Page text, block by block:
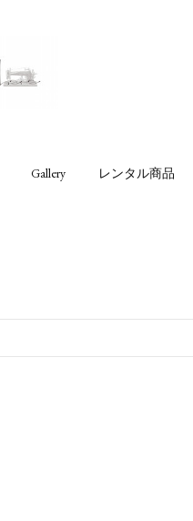
Gallery レンタル商品